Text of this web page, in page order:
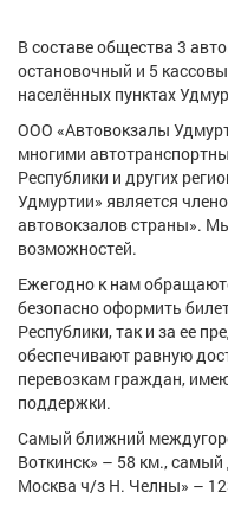
В составе общества 3
остановочный и 5
населённых пунктах
ООО «Автовокзалы
многими
Республики и других
Удмуртии» является
автовокзалов страны».
возможностей.
Ежегодно к нам
безопасно оформить
Республики, так и за ее
обеспечивают равную
перевозкам граждан,
поддержки.
Самый ближний
Воткинск» – 58 км.,
Москва ч/з Н. Челны» –